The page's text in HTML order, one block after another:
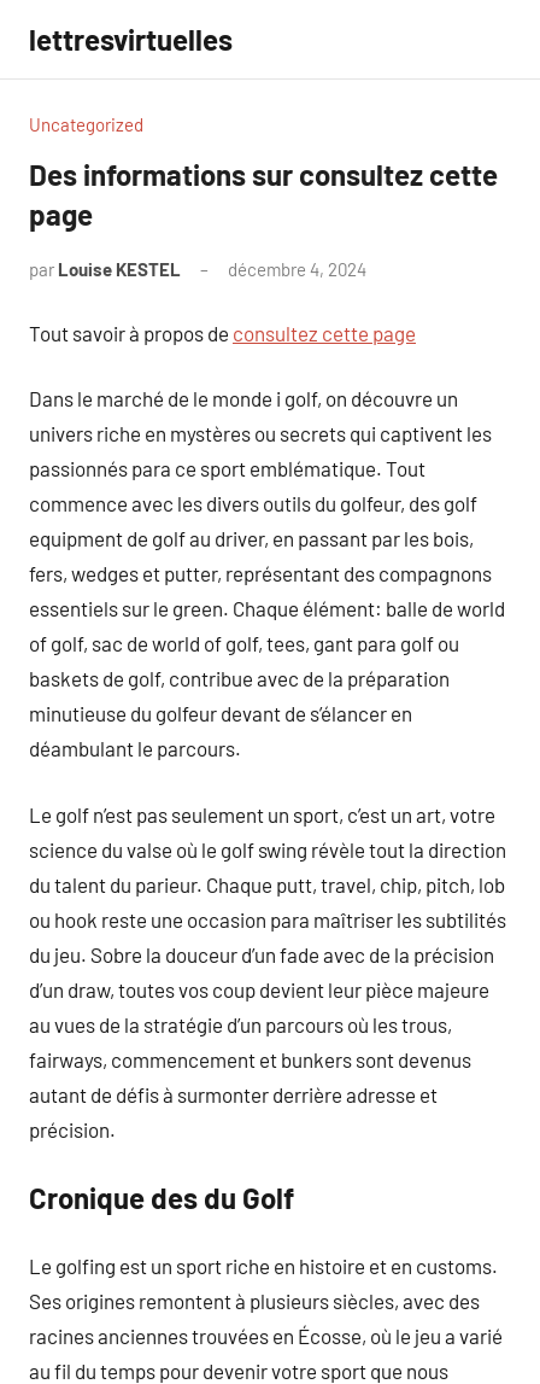
contenu
lettresvirtuelles
Uncategorized
Des informations sur consultez cette
page
par Louise KESTEL décembre 4, 2024
Tout savoir à propos de consultez cette page
Dans le marché de le monde i golf, on découvre un
univers riche en mystères ou secrets qui captivent les
passionnés para ce sport emblématique. Tout
commence avec les divers outils du golfeur, des golf
equipment de golf au driver, en passant par les bois,
fers, wedges et putter, représentant des compagnons
essentiels sur le green. Chaque élément: balle de world
of golf, sac de world of golf, tees, gant para golf ou
baskets de golf, contribue avec de la préparation
minutieuse du golfeur devant de s’élancer en
déambulant le parcours.
Le golf n’est pas seulement un sport, c’est un art, votre
science du valse où le golf swing révèle tout la direction
du talent du parieur. Chaque putt, travel, chip, pitch, lob
ou hook reste une occasion para maîtriser les subtilités
du jeu. Sobre la douceur d’un fade avec de la précision
d’un draw, toutes vos coup devient leur pièce majeure
au vues de la stratégie d’un parcours où les trous,
fairways, commencement et bunkers sont devenus
autant de défis à surmonter derrière adresse et
précision.
Cronique des du Golf
Le golfing est un sport riche en histoire et en customs.
Ses origines remontent à plusieurs siècles, avec des
racines anciennes trouvées en Écosse, où le jeu a varié
au fil du temps pour devenir votre sport que nous